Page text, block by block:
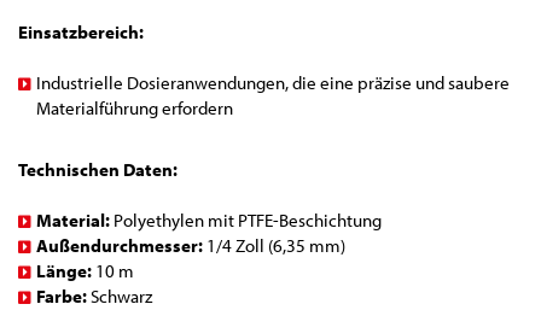
Einsatzbereich:
Industrielle Dosieranwendungen, die eine präzise und saubere
Materialführung erfordern
Technischen Daten:
Material: Polyethylen mit PTFE-Beschichtung
Außendurchmesser: 1/4 Zoll (6,35 mm)
Länge: 10 m
Farbe:Schwarz